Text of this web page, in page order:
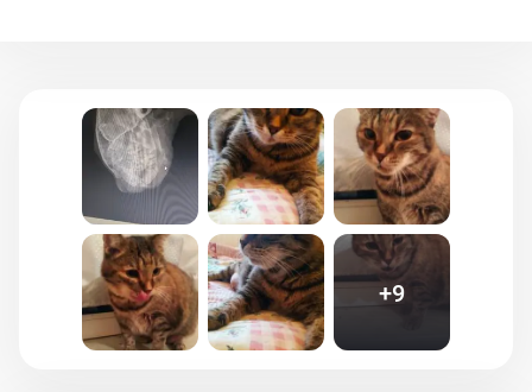
опят везём в клинику, надо делать КТ челюсти и
чистку. Должны выписать видимо антибиотики и
назначить лечение. Также взять био материал на
цитологию и гистологию. Очень нужна Ваша помощь в
оплате исследований и лечения кошечки....
+9